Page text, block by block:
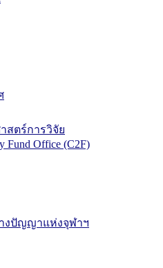
ตร์การวิจัย
Fund Office (C2F)
งปัญญาแห่งจุฬาฯ